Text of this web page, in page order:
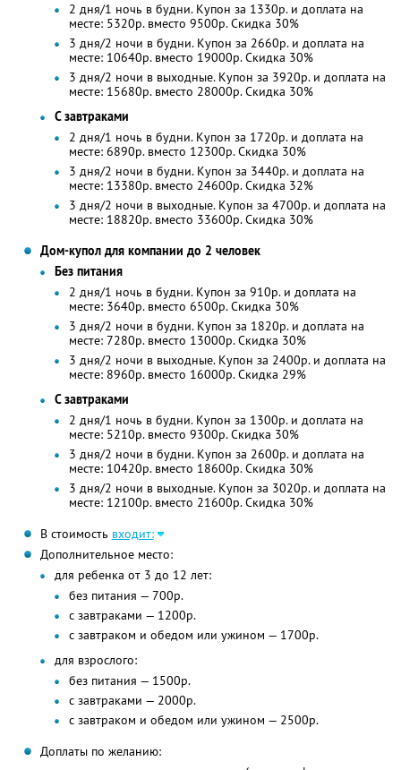
2 дня/1 ночь в будни. Купон за 1330р. и доплата на
месте: 5320р. вместо 9500р. Скидка 30%
3 дня/2 ночи в будни. Купон за 2660р. и доплата на
месте: 10640р. вместо 19000р. Скидка 30%
3 дня/2 ночи в выходные. Купон за 3920р. и доплата на
месте: 15680р. вместо 28000р. Скидка 30%
С завтраками
2 дня/1 ночь в будни. Купон за 1720р. и доплата на
месте: 6890р. вместо 12300р. Скидка 30%
3 дня/2 ночи в будни. Купон за 3440р. и доплата на
месте: 13380р. вместо 24600р. Скидка 32%
3 дня/2 ночи в выходные. Купон за 4700р. и доплата на
месте: 18820р. вместо 33600р. Скидка 30%
Дом-купол для компании до 2 человек
Без питания
2 дня/1 ночь в будни. Купон за 910р. и доплата на
месте: 3640р. вместо 6500р. Скидка 30%
3 дня/2 ночи в будни. Купон за 1820р. и доплата на
месте: 7280р. вместо 13000р. Скидка 30%
3 дня/2 ночи в выходные. Купон за 2400р. и доплата на
месте: 8960р. вместо 16000р. Скидка 29%
С завтраками
2 дня/1 ночь в будни. Купон за 1300р. и доплата на
месте: 5210р. вместо 9300р. Скидка 30%
3 дня/2 ночи в будни. Купон за 2600р. и доплата на
месте: 10420р. вместо 18600р. Скидка 30%
3 дня/2 ночи в выходные. Купон за 3020р. и доплата на
месте: 12100р. вместо 21600р. Скидка 30%
В стоимость входит:
Дополнительное место:
для ребенка от 3 до 12 лет:
без питания — 700р.
с завтраками — 1200р.
с завтраком и обедом или ужином — 1700р.
для взрослого:
без питания — 1500р.
с завтраками — 2000р.
с завтраком и обедом или ужином — 2500р.
Доплаты по желанию: